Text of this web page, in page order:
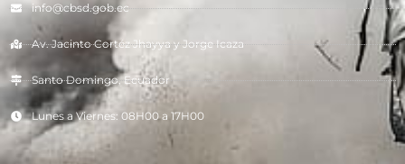
info@cbsd.gob.ec
Av. Jacinto Cortéz Jhayya y Jorge Icaza
Santo Domingo, Ecuador
Lunes a Viernes: 08H00 a 17H00